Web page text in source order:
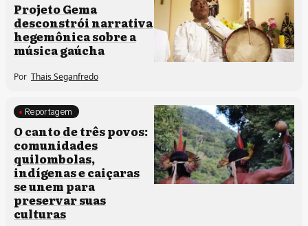
Projeto Gema
desconstrói narrativa
hegemônica sobre a
música gaúcha
Por Thais Seganfredo
Comunidades tradicionais
Reportagem
O canto de três povos:
comunidades
quilombolas,
indígenas e caiçaras
se unem para
preservar suas
culturas